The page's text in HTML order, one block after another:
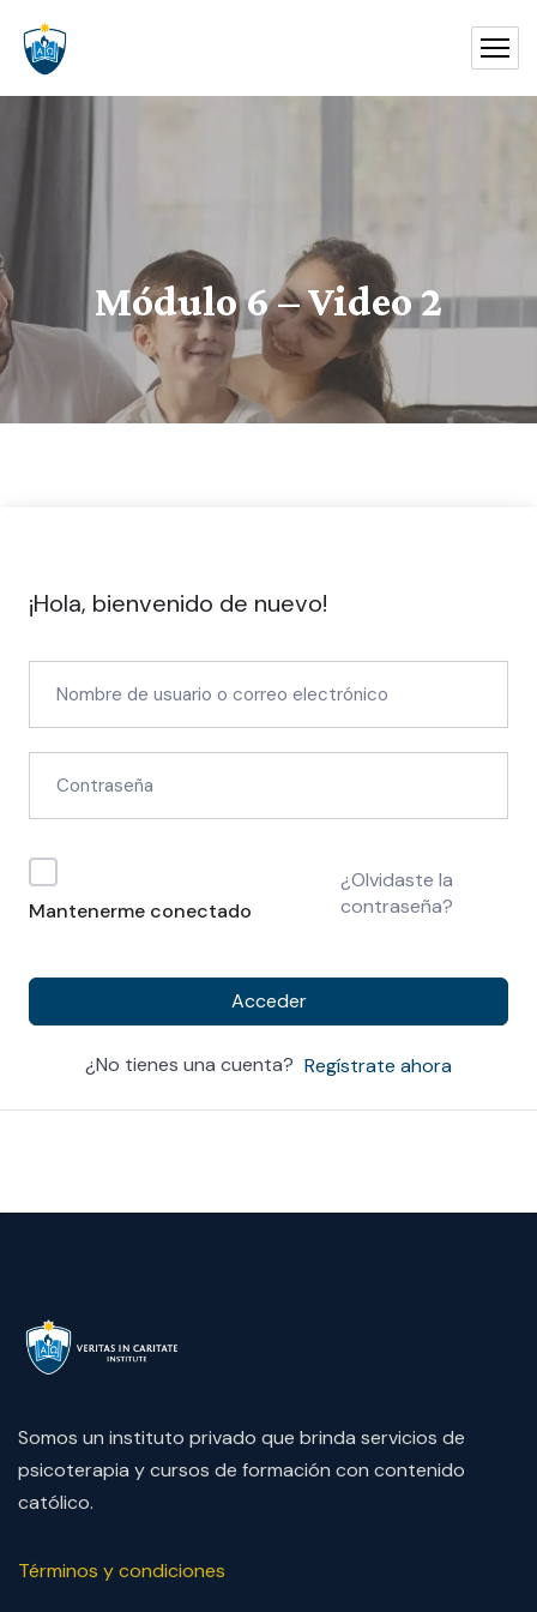
Módulo 6 – Video 2
¡Hola, bienvenido de nuevo!
Mantenerme conectado
¿Olvidaste la
contraseña?
Acceder
¿No tienes una cuenta? Regístrate ahora
Somos un instituto privado que brinda servicios de
psicoterapia y cursos de formación con contenido
católico.
Términos y condiciones